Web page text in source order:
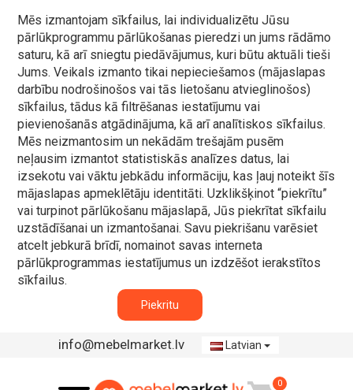
Mēs izmantojam sīkfailus, lai individualizētu Jūsu
pārlūkprogrammu pārlūkošanas pieredzi un jums rādāmo
saturu, kā arī sniegtu piedāvājumus, kuri būtu aktuāli tieši
Jums. Veikals izmanto tikai nepieciešamos (mājaslapas
darbību nodrošinošos vai tās lietošanu atvieglinošos)
sīkfailus, tādus kā filtrēšanas iestatījumu vai
pievienošanās atgādinājuma, kā arī analītiskos sīkfailus.
Mēs neizmantosim un nekādām trešajām pusēm
neļausim izmantot statistiskās analīzes datus, lai
izsekotu vai vāktu jebkādu informāciju, kas ļauj noteikt šīs
mājaslapas apmeklētāju identitāti. Uzklikšķinot “piekrītu”
vai turpinot pārlūkošanu mājaslapā, Jūs piekrītat sīkfailu
uzstādīšanai un izmantošanai. Savu piekrišanu varēsiet
atcelt jebkurā brīdī, nomainot savas interneta
pārlūkprogrammas iestatījumus un izdzēšot ierakstītos
sīkfailus.
Piekritu
info@mebelmarket.lv Latvian
0